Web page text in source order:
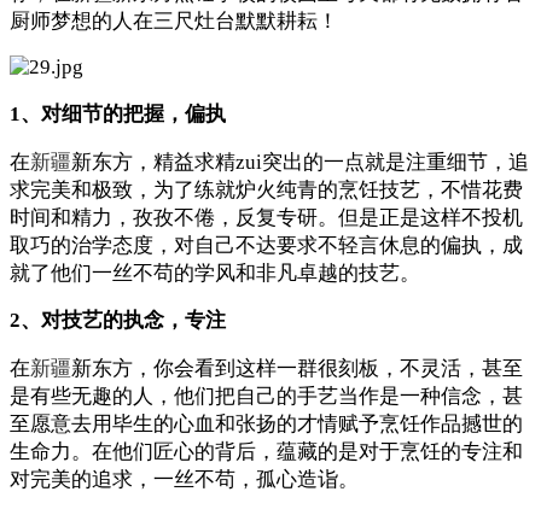
厨师梦想的人在三尺灶台默默耕耘！
1、对细节的把握，偏执
在新疆新东方，精益求精zui突出的一点就是注重细节，追
求完美和极致，为了练就炉火纯青的烹饪技艺，不惜花费
时间和精力，孜孜不倦，反复专研。但是正是这样不投机
取巧的治学态度，对自己不达要求不轻言休息的偏执，成
就了他们一丝不苟的学风和非凡卓越的技艺。
2、对技艺的执念，专注
在新疆新东方，你会看到这样一群很刻板，不灵活，甚至
是有些无趣的人，他们把自己的手艺当作是一种信念，甚
至愿意去用毕生的心血和张扬的才情赋予烹饪作品撼世的
生命力。在他们匠心的背后，蕴藏的是对于烹饪的专注和
对完美的追求，一丝不苟，孤心造诣。